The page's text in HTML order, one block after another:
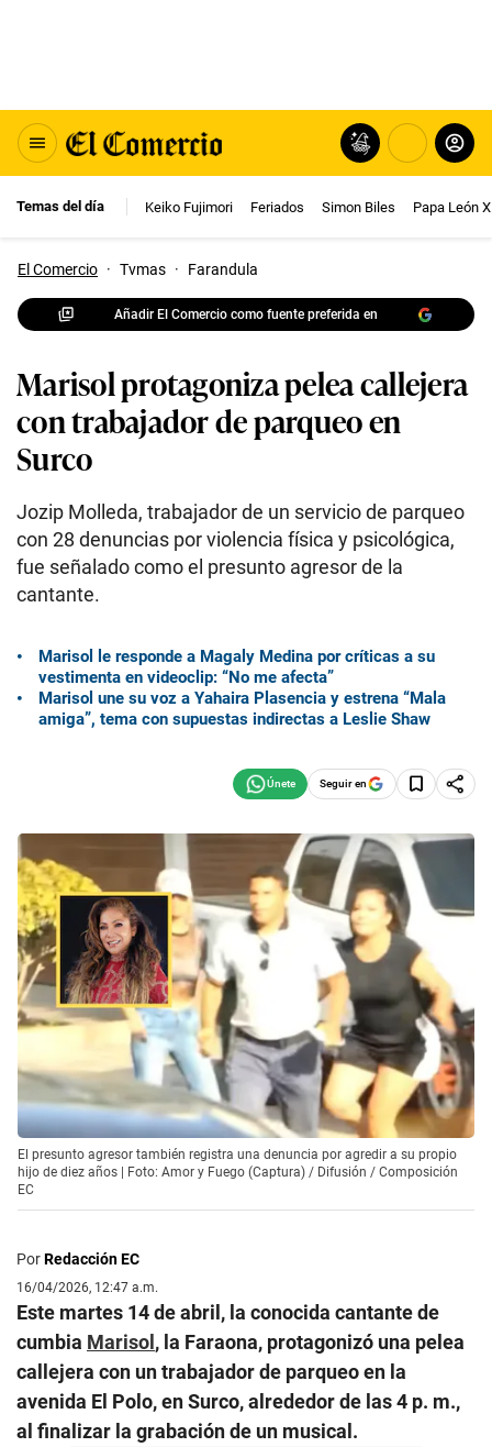
Temas del día Keiko Fujimori Feriados Simon Biles Papa León
El Comercio · Tvmas · Farandula
Añadir El Comercio como fuente preferida en
Marisol protagoniza pelea callejera
con trabajador de parqueo en
Surco
Jozip Molleda, trabajador de un servicio de parqueo
con 28 denuncias por violencia física y psicológica,
fue señalado como el presunto agresor de la
cantante.
Marisol le responde a Magaly Medina por críticas a su
vestimenta en videoclip: “No me afecta”
Marisol une su voz a Yahaira Plasencia y estrena “Mala
amiga”, tema con supuestas indirectas a Leslie Shaw
Seguir en
El presunto agresor también registra una denuncia por agredir a su propio
hijo de diez años | Foto: Amor y Fuego (Captura) / Difusión / Composición
EC
PorRedacción EC
16/04/2026, 12:47 a.m.
Este martes 14 de abril, la conocida cantante de
cumbia Marisol, la Faraona, protagonizó una pelea
callejera con un trabajador de parqueo en la
avenida El Polo, en Surco, alrededor de las 4 p. m.,
al finalizar la grabación de un musical.